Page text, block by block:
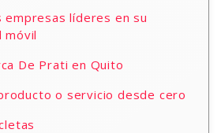
empresas líderes en su
móvil
De Prati en Quito
o servicio desde cero